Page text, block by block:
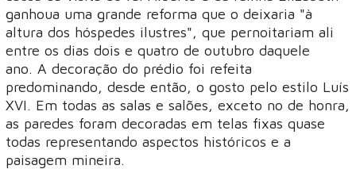
ganhoua uma grande reforma que o deixaria "à
altura dos hóspedes ilustres", que pernoitariam ali
entre os dias dois e quatro de outubro daquele
ano. A decoração do prédio foi refeita
predominando, desde então, o gosto pelo estilo Luís
XVI. Em todas as salas e salões, exceto no de honra,
as paredes foram decoradas em telas fixas quase
todas representando aspectos históricos e a
paisagem mineira.